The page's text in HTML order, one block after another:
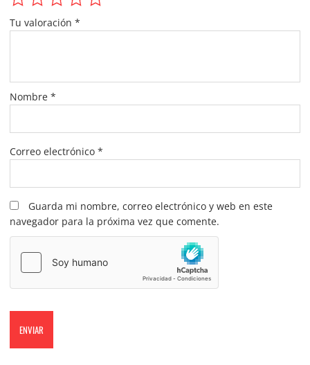
Tu valoración *
Nombre *
Correo electrónico *
Guarda mi nombre, correo electrónico y web en este
navegador para la próxima vez que comente.